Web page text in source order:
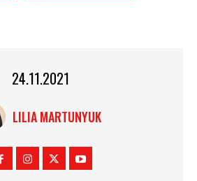
24.11.2021
LILIA MARTUNYUK